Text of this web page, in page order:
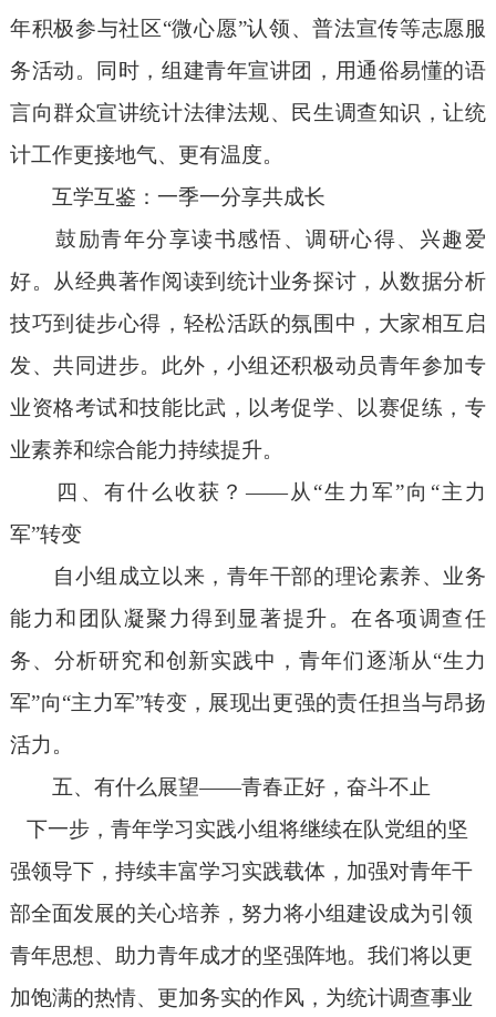
年积极参与社区 “微心愿”认领、普法宣传等志愿服
务活动。同时，组建青年宣讲团，用通俗易懂的语
言向群众宣讲统计法律法规、民生调查知识，让统
计工作更接地气、更有温度。
互学互鉴：一季一分享共成长
鼓励青年分享读书感悟、调研心得、兴趣爱
好。从经典著作阅读到统计业务探讨，从数据分析
技巧到徒步心得，轻松活跃的氛围中，大家相互启
发、共同进步。此外，小组还积极动员青年参加专
业资格考试和技能比武，以考促学、以赛促练，专
业素养和综合能力持续提升。
四 、 有什么收获 ？——从 “生力军”向 “主力
军”转变
自小组成立以来，青年干部的理论素养、业务
能力和团队凝聚力得到显著提升。在各项调查任
务、分析研究和创新实践中，青年们逐渐从“生力
军”向“主力军”转变， 展现出更强的责任担当与昂扬
活力 。
五、 有什么展望——青春正好，奋斗不止
下一步，青年学习实践小组将继续在队党组的坚
强领导下，持续丰富学习实践载体，加强对青年干
部全面发展的关心培养 ，努力将小组建设成为引领
青年思想、助力青年成才的坚强阵地。我们将以更
加饱满的热情、更加务实的作风，为统计调查事业